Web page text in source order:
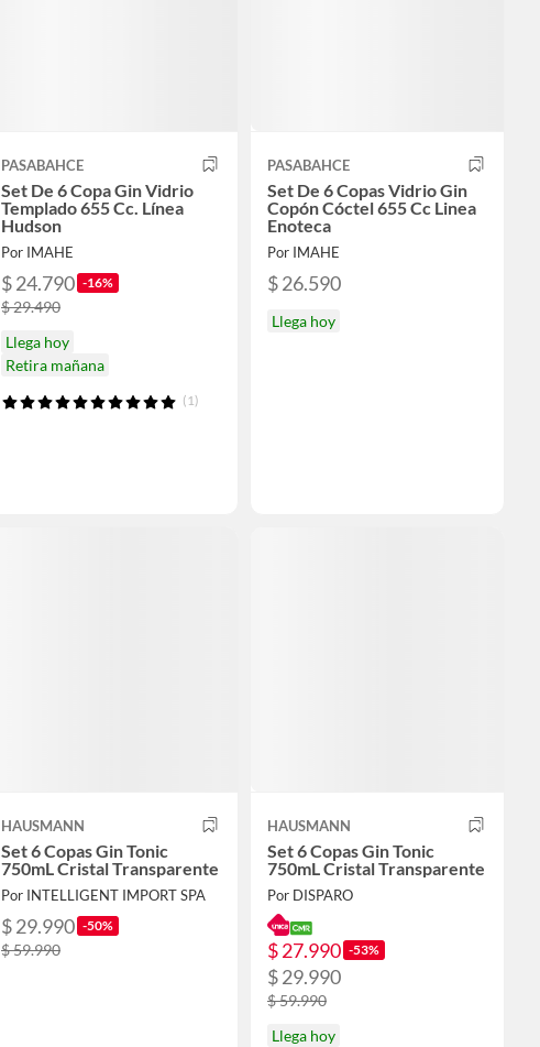
PASABAHCE
Set De 6 Copa Gin Vidrio
Templado 655 Cc. Línea
Hudson
Por IMAHE
$ 24.790 -16%
$ 29.490
Llega hoy
Retira mañana
(1)
PASABAHCE
Set De 6 Copas Vidrio Gin
Copón Cóctel 655 Cc Linea
Enoteca
Por IMAHE
$ 26.590
Llega hoy
HAUSMANN
Set 6 Copas Gin Tonic
750mL Cristal Transparente
Por INTELLIGENT IMPORT SPA
$ 29.990 -50%
$ 59.990
HAUSMANN
Set 6 Copas Gin Tonic
750mL Cristal Transparente
Por DISPARO
$ 27.990 -53%
$ 29.990
$ 59.990
Llega hoy